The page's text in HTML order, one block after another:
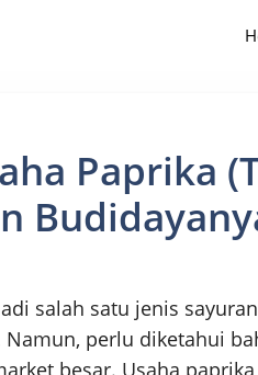
Paprika
salah satu jenis
Namun, perlu diketahui
besar. Usaha